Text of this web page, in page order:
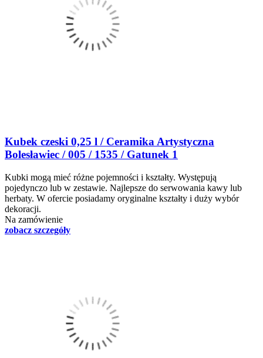
Kubek czeski 0,25 l / Ceramika Artystyczna
Bolesławiec / 005 / 1535 / Gatunek 1
Kubki mogą mieć różne pojemności i kształty. Występują
pojedynczo lub w zestawie. Najlepsze do serwowania kawy lub
herbaty. W ofercie posiadamy oryginalne kształty i duży wybór
dekoracji.
Na zamówienie
zobacz szczegóły